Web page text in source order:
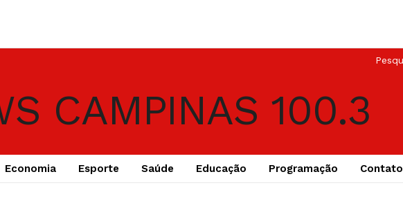
Economia Esporte Saúde Educação Programação Contato